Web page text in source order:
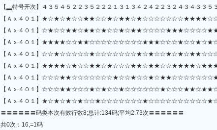
【▂特号开次】４３５４５２２３５２２２１３１３４２４２２３２４３４３３５３
【Ａｘ４０１】★☆★☆★☆☆★★☆☆★☆★★☆★☆☆☆☆☆☆☆★★★★☆☆
【Ａｘ４０１】☆★☆☆★★☆★★☆★☆☆★☆★★☆☆☆☆★★★☆☆☆☆★★
【Ａｘ４０１】★★★★☆☆★★☆☆☆☆☆☆☆☆☆★★★☆☆☆★☆☆★☆★☆ 5
【Ａｘ４０１】☆☆★☆☆☆☆☆★☆☆☆☆☆☆☆★☆★☆☆★☆★☆★★☆☆☆ 2
【Ａｘ４０１】★★★★☆★☆☆★★☆★☆☆☆★★☆★★☆☆★★★★☆★★★ 蓝
【Ａｘ４０１】☆☆☆★★☆☆☆☆☆☆☆★☆☆★☆☆★☆★★☆☆☆☆☆☆☆★ 11
【Ａｘ４０１】☆☆☆★★☆☆☆★☆★☆☆★☆☆☆☆☆☆★☆☆☆★★☆★★☆ 6
【Ａｘ４０１】★☆★☆★☆★☆☆★☆☆☆☆☆☆☆★☆☆☆☆☆☆☆☆☆☆★☆
〓〓〓〓〓〓码类本次有效行数8;总计:134码;平均2.73次〓〓〓〓〓〓
共0次：16,=1码